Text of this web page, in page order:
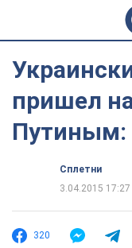
пришел
Путиным:
Сплетни
3.04.2015 17:27
320